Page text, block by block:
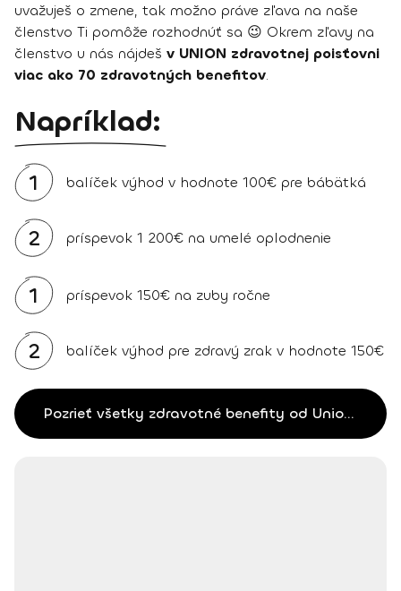
uvažuješ o zmene, tak možno práve zľava na naše
členstvo Ti pomôže rozhodnúť sa 😉 Okrem zľavy na
členstvo u nás nájdeš v UNION zdravotnej poisťovni
viac ako 70 zdravotných benefitov.
Napríklad:
1 balíček výhod v hodnote 100€ pre bábätká
2 príspevok 1 200€ na umelé oplodnenie
1 príspevok 150€ na zuby ročne
2 balíček výhod pre zdravý zrak v hodnote 150€
Pozrieť všetky zdravotné benefity od Unionu